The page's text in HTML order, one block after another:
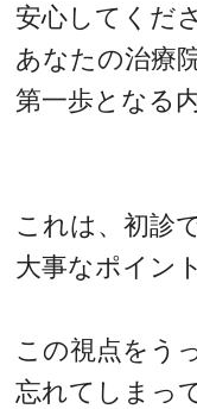
安心してくだ
あなたの治療
第一歩となる
これは、初診
大事なポイン
この視点をう
忘れてしまっ